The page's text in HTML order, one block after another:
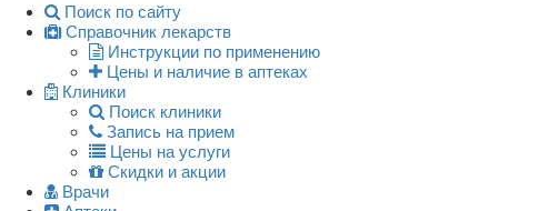
Поиск по сайту
Справочник лекарств
Инструкции по применению
Цены и наличие в аптеках
Клиники
Поиск клиники
Запись на прием
Цены на услуги
Скидки и акции
Врачи